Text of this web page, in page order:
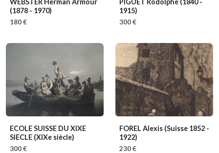
WEBSTER Herman Armour
(1878 - 1970)
180 €
PIGUET Rodolphe (1840 -
1915)
300 €
ECOLE SUISSE DU XIXE
SIECLE (XIXe siècle)
300 €
FOREL Alexis (Suisse 1852 -
1922)
230 €